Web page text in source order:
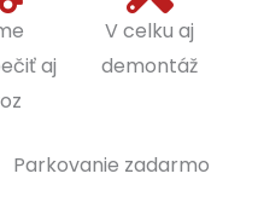
aj
V celku aj
demontáž
Parkovanie zadarmo